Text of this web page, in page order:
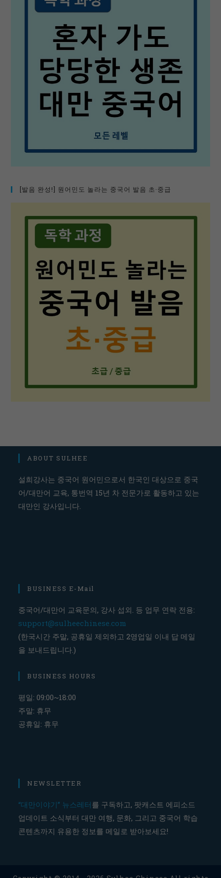
[발음 완성!] 원어민도 놀라는 중국어 발음 초·중급
ABOUT SULHEE
설희강사는 중국어 원어민으로서 한국인 대상으로 중국
어/대만어 교육, 통번역 15년 차 전문가로 활동하고 있는
대만인 강사입니다.
BUSINESS E-Mail
중국어/대만어 교육문의, 강사 섭외. 등 업무 연락 전용:
support@sulheechinese.com
(한국시간 주말, 공휴일 제외하고 2영업일 이내 답 메일
을 보내드립니다.)
BUSINESS HOURS
평일: 09:00~18:00
주말: 휴무
공휴일: 휴무
NEWSLETTER
“대만이야기” 뉴스레터를 구독하고, 팟캐스트 에피소드
업데이트 소식부터 대만 여행, 문화, 그리고 중국어 학습
콘텐츠까지 유용한 정보를 메일로 받아보세요!